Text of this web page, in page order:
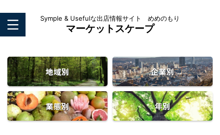
Symple & Usefulな出店情報サイト めめのもり
マーケットスケープ
地域別 企業別
業態別 年別